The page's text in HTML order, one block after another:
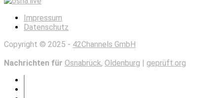
Impressum
Datenschutz
Copyright © 2025 - 42Channels GmbH
Nachrichten für Osnabrück, Oldenburg | geprüft.org